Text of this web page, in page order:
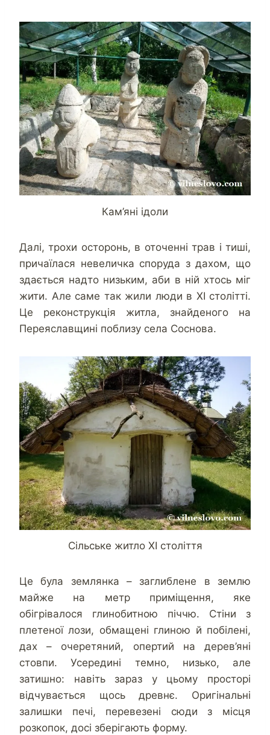
Кам’яні ідоли
Далі, трохи осторонь, в оточенні трав і тиші,
причаїлася невеличка споруда з дахом, що
здається надто низьким, аби в ній хтось міг
жити. Але саме так жили люди в ХІ столітті.
Це реконструкція житла, знайденого на
Переяславщині поблизу села Соснова.
Сільське житло ХІ століття
Це була землянка – заглиблене в землю
майже на метр приміщення, яке
обігрівалося глинобитною піччю. Стіни з
плетеної лози, обмащені глиною й побілені,
дах – очеретяний, опертий на дерев’яні
стовпи. Усередині темно, низько, але
затишно: навіть зараз у цьому просторі
відчувається щось древнє. Оригінальні
залишки печі, перевезені сюди з місця
розкопок, досі зберігають форму.